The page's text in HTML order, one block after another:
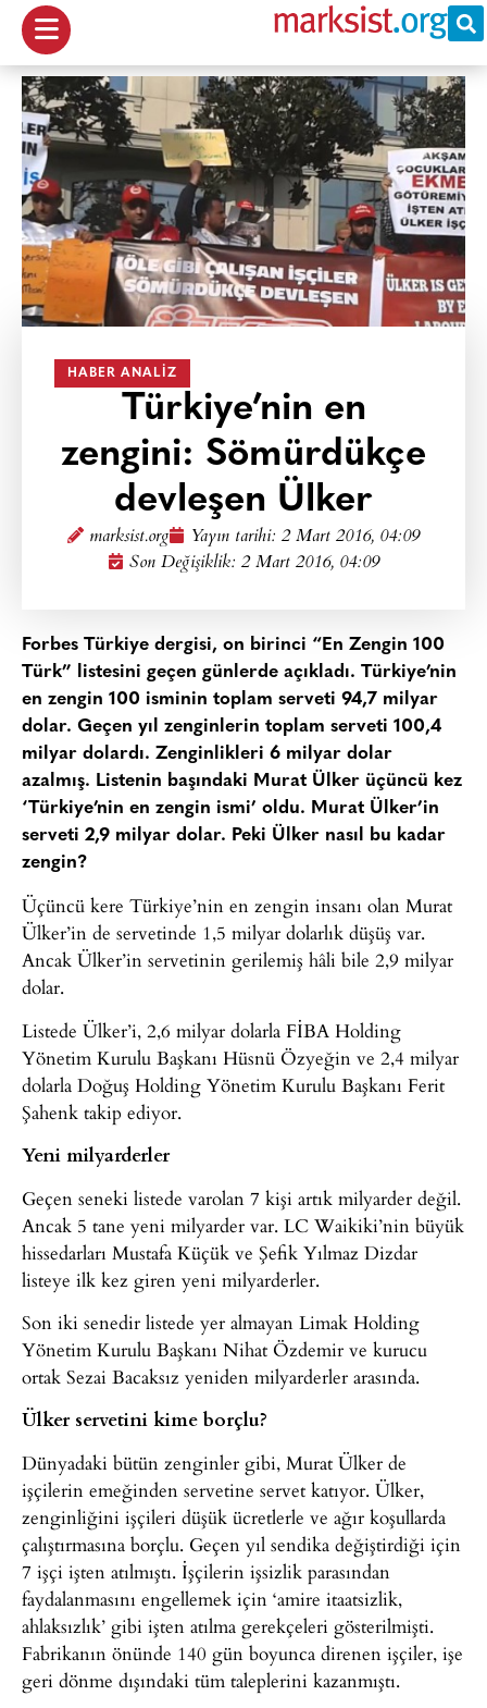
HABER ANALIZ
Türkiye’nin en
zengini: Sömürdükçe
devleşen Ülker
marksist.org Yayın tarihi: 2 Mart 2016, 04:09
Son Değişiklik: 2 Mart 2016, 04:09
Forbes Türkiye dergisi, on birinci “En Zengin 100
Türk” listesini geçen günlerde açıkladı. Türkiye’nin
en zengin 100 isminin toplam serveti 94,7 milyar
dolar. Geçen yıl zenginlerin toplam serveti 100,4
milyar dolardı. Zenginlikleri 6 milyar dolar
azalmış. Listenin başındaki Murat Ülker üçüncü kez
‘Türkiye’nin en zengin ismi’ oldu. Murat Ülker’in
serveti 2,9 milyar dolar. Peki Ülker nasıl bu kadar
zengin?
Üçüncü kere Türkiye’nin en zengin insanı olan Murat
Ülker’in de servetinde 1,5 milyar dolarlık düşüş var.
Ancak Ülker’in servetinin gerilemiş hâli bile 2,9 milyar
dolar.
Listede Ülker’i, 2,6 milyar dolarla FİBA Holding
Yönetim Kurulu Başkanı Hüsnü Özyeğin ve 2,4 milyar
dolarla Doğuş Holding Yönetim Kurulu Başkanı Ferit
Şahenk takip ediyor.
Yeni milyarderler
Geçen seneki listede varolan 7 kişi artık milyarder değil.
Ancak 5 tane yeni milyarder var. LC Waikiki’nin büyük
hissedarları Mustafa Küçük ve Şefik Yılmaz Dizdar
listeye ilk kez giren yeni milyarderler.
Son iki senedir listede yer almayan Limak Holding
Yönetim Kurulu Başkanı Nihat Özdemir ve kurucu
ortak Sezai Bacaksız yeniden milyarderler arasında.
Ülker servetini kime borçlu?
Dünyadaki bütün zenginler gibi, Murat Ülker de
işçilerin emeğinden servetine servet katıyor. Ülker,
zenginliğini işçileri düşük ücretlerle ve ağır koşullarda
çalıştırmasına borçlu. Geçen yıl sendika değiştirdiği için
7 işçi işten atılmıştı. İşçilerin işsizlik parasından
faydalanmasını engellemek için ‘amire itaatsizlik,
ahlaksızlık’ gibi işten atılma gerekçeleri gösterilmişti.
Fabrikanın önünde 140 gün boyunca direnen işçiler, işe
geri dönme dışındaki tüm taleplerini kazanmıştı.